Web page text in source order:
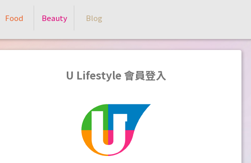
Food Beauty Blog
U Lifestyle 會員登入